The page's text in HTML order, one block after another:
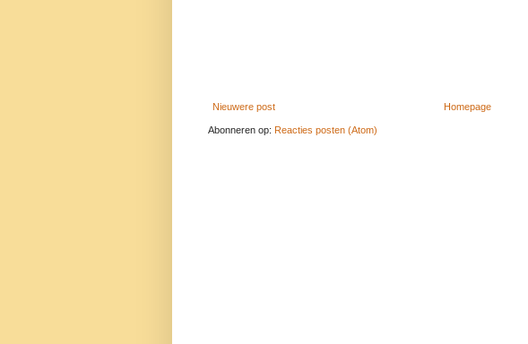
Nieuwere post Homepage
Abonneren op: Reacties posten (Atom)